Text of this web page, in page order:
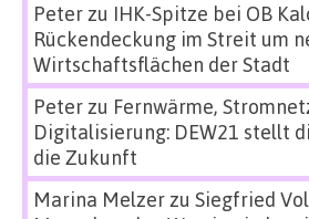
Peterzu IHK-Spitze bei OB
Rückendeckung im Streit um
Wirtschaftsflächen der Stadt
Peterzu Fernwärme,
Digitalisierung: DEW21 stellt
die Zukunft
Marina Melzerzu Siegfried